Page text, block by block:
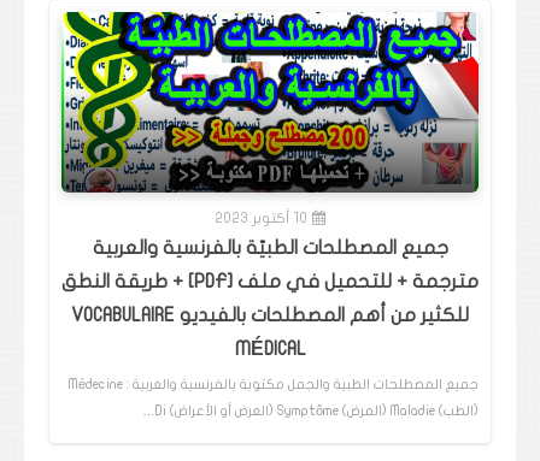
10 أكتوبر 2023
جميع المصطلحات الطبيّة بالفرنسية والعربية
مترجمة + للتحميل في ملف [PDF] + طريقة النطق
للكثير من أهم المصطلحات بالفيديو VOCABULAIRE
MÉDICAL
جميع المصطلحات الطبية والجمل مكتوبة بالفرنسية والعربية : Médecine
(الطب) Maladie (المرض) Symptôme (العرض أو الأعراض) Di…